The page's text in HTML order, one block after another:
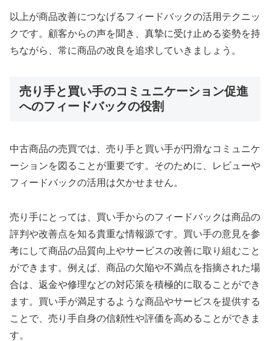
以上が商品改善につなげるフィードバックの活用テクニッ
クです。顧客からの声を聞き、真摯に受け止める姿勢を持
ちながら、常に商品の改良を追求していきましょう。
売り手と買い手のコミュニケーション促進
へのフィードバックの役割
中古商品の売買では、売り手と買い手が円滑なコミュニケ
ーションを図ることが重要です。そのために、レビューや
フィードバックの活用は欠かせません。
売り手にとっては、買い手からのフィードバックは商品の
評判や改善点を知る貴重な情報源です。買い手の意見を参
考にして商品の品質向上やサービスの改善に取り組むこと
ができます。例えば、商品の欠陥や不満点を指摘された場
合は、返金や修理などの対応策を積極的に取ることができ
ます。買い手が満足するような商品やサービスを提供する
ことで、売り手自身の信頼性や評価を高めることができま
す。